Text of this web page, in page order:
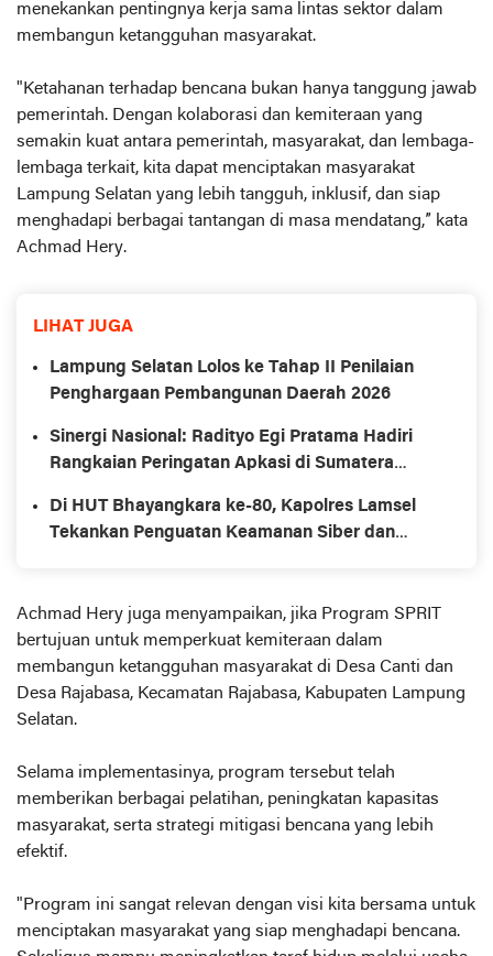
menekankan pentingnya kerja sama lintas sektor dalam
membangun ketangguhan masyarakat.
"Ketahanan terhadap bencana bukan hanya tanggung jawab
pemerintah. Dengan kolaborasi dan kemiteraan yang
semakin kuat antara pemerintah, masyarakat, dan lembaga-
lembaga terkait, kita dapat menciptakan masyarakat
Lampung Selatan yang lebih tangguh, inklusif, dan siap
menghadapi berbagai tantangan di masa mendatang,” kata
Achmad Hery.
LIHAT JUGA
Lampung Selatan Lolos ke Tahap II Penilaian
Penghargaan Pembangunan Daerah 2026
Sinergi Nasional: Radityo Egi Pratama Hadiri
Rangkaian Peringatan Apkasi di Sumatera
Di HUT Bhayangkara ke-80, Kapolres Lamsel
Tekankan Penguatan Keamanan Siber dan
Achmad Hery juga menyampaikan, jika Program SPRIT
bertujuan untuk memperkuat kemiteraan dalam
membangun ketangguhan masyarakat di Desa Canti dan
Desa Rajabasa, Kecamatan Rajabasa, Kabupaten Lampung
Selatan.
Selama implementasinya, program tersebut telah
memberikan berbagai pelatihan, peningkatan kapasitas
masyarakat, serta strategi mitigasi bencana yang lebih
efektif.
"Program ini sangat relevan dengan visi kita bersama untuk
menciptakan masyarakat yang siap menghadapi bencana.